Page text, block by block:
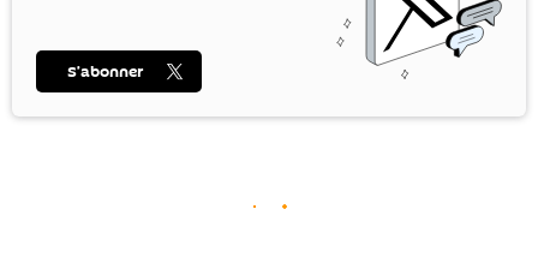
S’abonner